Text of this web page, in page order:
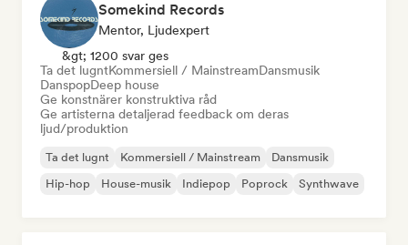
Somekind Records
Mentor, Ljudexpert
&gt; 1200 svar ges
Ta det lugntKommersiell / MainstreamDansmusik
DanspopDeep house
Ge konstnärer konstruktiva råd
Ge artisterna detaljerad feedback om deras
ljud/produktion
Ta det lugnt Kommersiell / Mainstream
Dansmusik
Hip-hop
House-musik Indiepop Poprock Synthwave